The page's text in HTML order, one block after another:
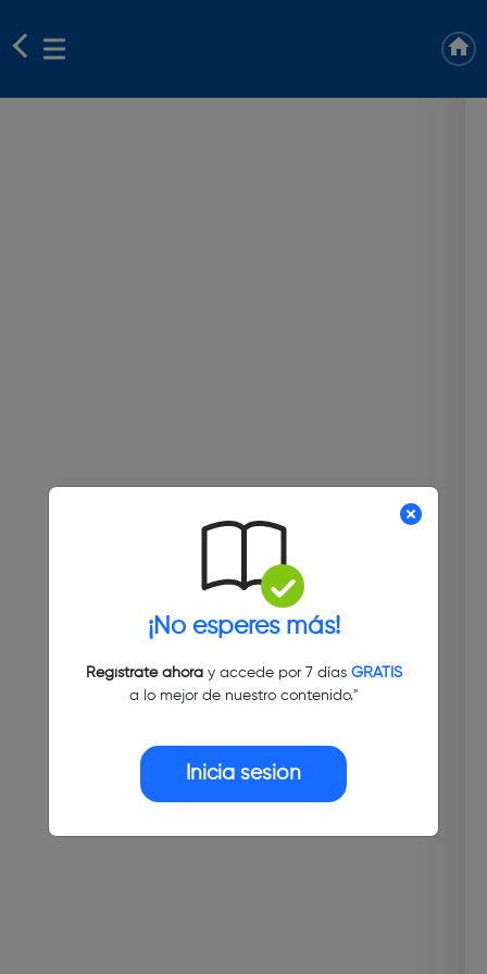
¡No esperes más!
Regístrate ahoray accede por 7 días GRATIS
a lo mejor de nuestro contenido."
Inicia sesión